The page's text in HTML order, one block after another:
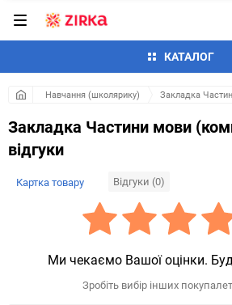
КАТАЛОГ
Навчання (школярику) Закладка
Закладка Частини мови
відгуки
Картка товару Відгуки (0)
Ми чекаємо Вашої оцінки.
Зробіть вибір інших